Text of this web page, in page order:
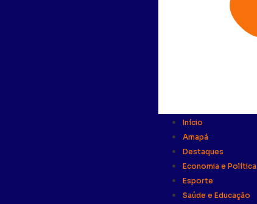
Início
Amapá
Destaques
Economia e Política
Esporte
Saúde e Educação